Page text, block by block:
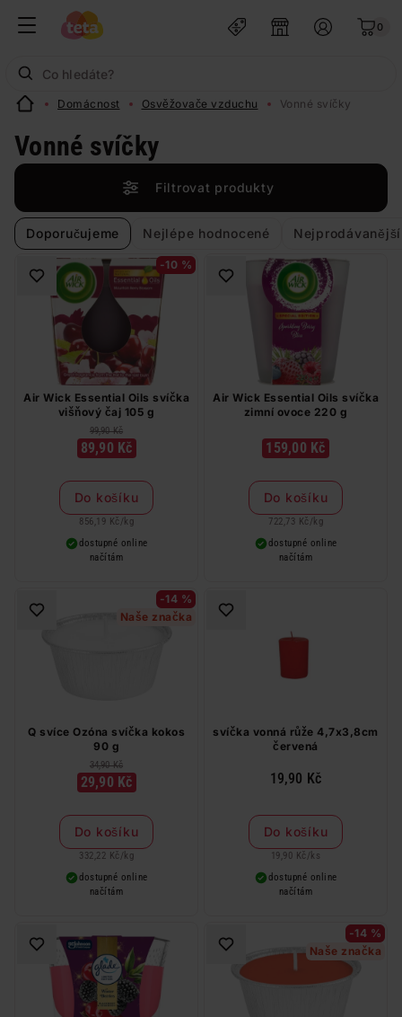
0
Domácnost Osvěžovače vzduchu Vonné svíčky
Vonné svíčky
Filtrovat produkty
Doporučujeme Nejlépe hodnocené Nejprodávanější
-10 %
Air Wick Essential Oils svíčka
višňový čaj 105 g
99,90 Kč
89,90 Kč
Do košíku
856,19 Kč / kg
dostupné online
načítám
Air Wick Essential Oils svíčka
zimní ovoce 220 g
159,00 Kč
Do košíku
722,73 Kč / kg
dostupné online
načítám
-14 %
Naše značka
Q svíce Ozóna svíčka kokos
90 g
34,90 Kč
29,90 Kč
Do košíku
332,22 Kč / kg
dostupné online
načítám
svíčka vonná růže 4,7x3,8cm
červená
19,90 Kč
Do košíku
19,90 Kč / ks
dostupné online
načítám
-14 %
Naše značka